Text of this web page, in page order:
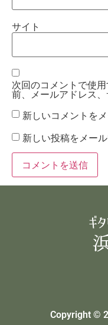
サイト
次回のコメントで使
前、メールアドレス、
新しいコメントを
新しい投稿をメー
Copyright ©